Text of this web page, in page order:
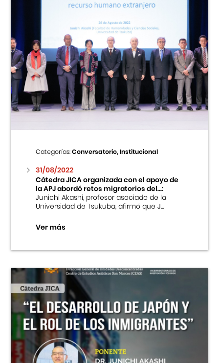
Categorías:Conversatorio, Institucional
31/08/2022
Cátedra JICA organizada con el apoyo de
la APJ abordó retos migratorios del...:
Junichi Akashi, profesor asociado de la
Universidad de Tsukuba, afirmó que J...
Ver más